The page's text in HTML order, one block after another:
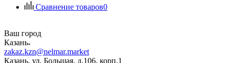
Сравнение товаров0
Ваш город
Казань
zakaz.kzn@nelmar.market
Казань, ул. Большая, д.106, корп.1